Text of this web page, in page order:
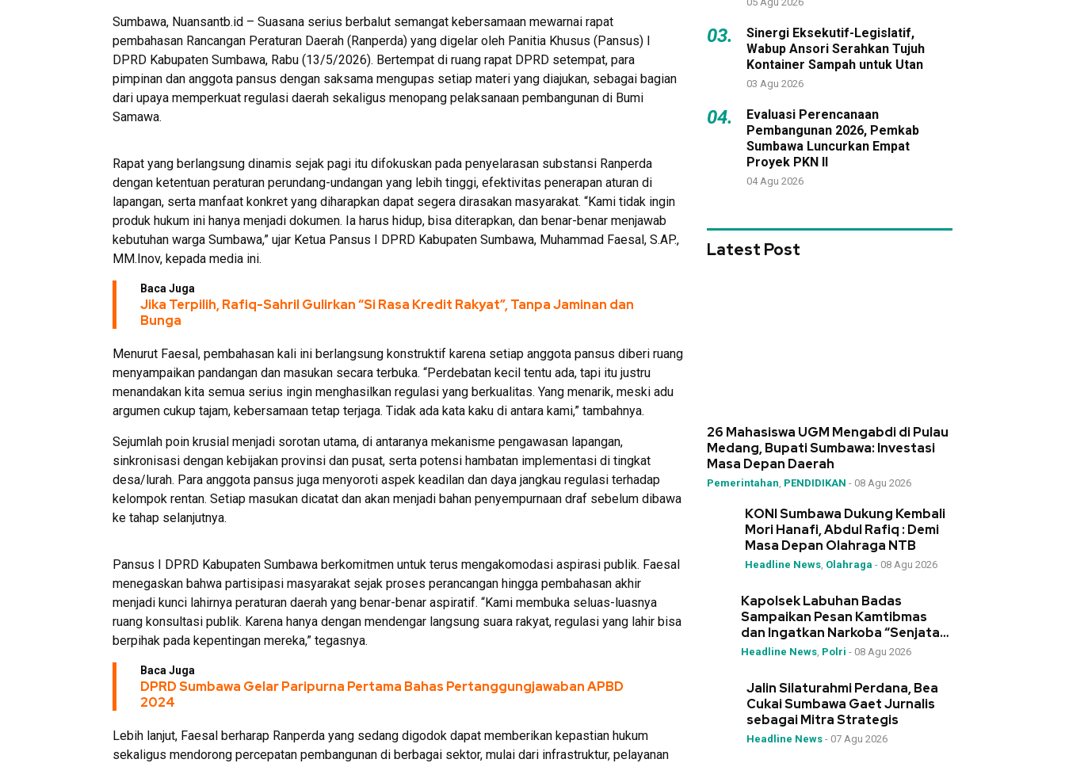
Sumbawa, Nuansantb.id – Suasana serius berbalut semangat kebersamaan mewarnai rapat
pembahasan Rancangan Peraturan Daerah (Ranperda) yang digelar oleh Panitia Khusus (Pansus) I
DPRD Kabupaten Sumbawa, Rabu (13/5/2026). Bertempat di ruang rapat DPRD setempat, para
pimpinan dan anggota pansus dengan saksama mengupas setiap materi yang diajukan, sebagai bagian
dari upaya memperkuat regulasi daerah sekaligus menopang pelaksanaan pembangunan di Bumi
Samawa.
Rapat yang berlangsung dinamis sejak pagi itu difokuskan pada penyelarasan substansi Ranperda
dengan ketentuan peraturan perundang-undangan yang lebih tinggi, efektivitas penerapan aturan di
lapangan, serta manfaat konkret yang diharapkan dapat segera dirasakan masyarakat. “Kami tidak ingin
produk hukum ini hanya menjadi dokumen. Ia harus hidup, bisa diterapkan, dan benar-benar menjawab
kebutuhan warga Sumbawa,” ujar Ketua Pansus I DPRD Kabupaten Sumbawa, Muhammad Faesal, S.AP.,
MM.Inov, kepada media ini.
Baca Juga
Jika Terpilih, Rafiq-Sahril Gulirkan “Si Rasa Kredit Rakyat”, Tanpa Jaminan dan
Bunga
Menurut Faesal, pembahasan kali ini berlangsung konstruktif karena setiap anggota pansus diberi ruang
menyampaikan pandangan dan masukan secara terbuka. “Perdebatan kecil tentu ada, tapi itu justru
menandakan kita semua serius ingin menghasilkan regulasi yang berkualitas. Yang menarik, meski adu
argumen cukup tajam, kebersamaan tetap terjaga. Tidak ada kata kaku di antara kami,” tambahnya.
Sejumlah poin krusial menjadi sorotan utama, di antaranya mekanisme pengawasan lapangan,
sinkronisasi dengan kebijakan provinsi dan pusat, serta potensi hambatan implementasi di tingkat
desa/lurah. Para anggota pansus juga menyoroti aspek keadilan dan daya jangkau regulasi terhadap
kelompok rentan. Setiap masukan dicatat dan akan menjadi bahan penyempurnaan draf sebelum dibawa
ke tahap selanjutnya.
Pansus I DPRD Kabupaten Sumbawa berkomitmen untuk terus mengakomodasi aspirasi publik. Faesal
menegaskan bahwa partisipasi masyarakat sejak proses perancangan hingga pembahasan akhir
menjadi kunci lahirnya peraturan daerah yang benar-benar aspiratif. “Kami membuka seluas-luasnya
ruang konsultasi publik. Karena hanya dengan mendengar langsung suara rakyat, regulasi yang lahir bisa
berpihak pada kepentingan mereka,” tegasnya.
Baca Juga
DPRD Sumbawa Gelar Paripurna Pertama Bahas Pertanggungjawaban APBD
2024
Lebih lanjut, Faesal berharap Ranperda yang sedang digodok dapat memberikan kepastian hukum
sekaligus mendorong percepatan pembangunan di berbagai sektor, mulai dari infrastruktur, pelayanan
03.
Sinergi Eksekutif-Legislatif,
Wabup Ansori Serahkan Tujuh
Kontainer Sampah untuk Utan
03 Agu 2026
04.
Evaluasi Perencanaan
Pembangunan 2026, Pemkab
Sumbawa Luncurkan Empat
Proyek PKN II
04 Agu 2026
Latest Post
26 Mahasiswa UGM Mengabdi di Pulau
Medang, Bupati Sumbawa: Investasi
Masa Depan Daerah
Pemerintahan, PENDIDIKAN - 08 Agu 2026
KONI Sumbawa Dukung Kembali
Mori Hanafi, Abdul Rafiq : Demi
Masa Depan Olahraga NTB
Headline News, Olahraga - 08 Agu 2026
Kapolsek Labuhan Badas
Sampaikan Pesan Kamtibmas
dan Ingatkan Narkoba “Senjata
Pemusnah Generasi”
Headline News, Polri - 08 Agu 2026
Jalin Silaturahmi Perdana, Bea
Cukai Sumbawa Gaet Jurnalis
sebagai Mitra Strategis
Headline News- 07 Agu 2026